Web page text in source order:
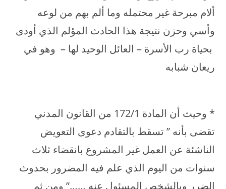
ألام مبرحة غير محتمله وما ألم بهم من لوعه
وأسي وحزن نتيجة هذا الحادث المؤلم الذي أودى
بحياة رب الأسرة – العائل الوحيد لها – وهو في
ريعان شبابه
* وحيث أن المادة 172/1 من القانون المدني
تقضى بأنه ” تسقط بالتقادم دعوى التعويض
الناشئة عن العمل غير المشروع بانقضاء ثلاث
سنوات من اليوم الذي علم فيه المضرور بحدوث
الضرر وبالشخص المسئول عنه ……” ومن ثم